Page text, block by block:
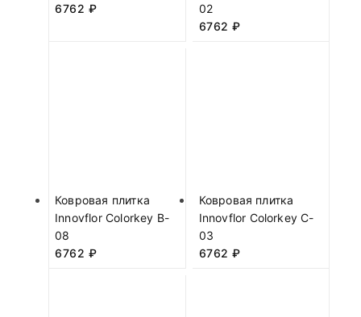
6762 ₽
02
6762 ₽
Ковровая плитка
Innovflor Colorkey B-
08
6762 ₽
Ковровая плитка
Innovflor Colorkey C-
03
6762 ₽